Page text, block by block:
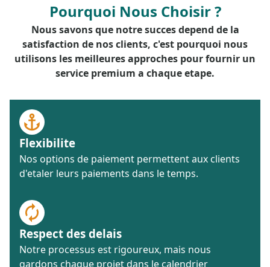
Pourquoi Nous Choisir ?
Nous savons que notre succes depend de la
satisfaction de nos clients, c'est pourquoi nous
utilisons les meilleures approches pour fournir un
service premium a chaque etape.
Flexibilite
Nos options de paiement permettent aux clients
d'etaler leurs paiements dans le temps.
Respect des delais
Notre processus est rigoureux, mais nous
gardons chaque projet dans le calendrier